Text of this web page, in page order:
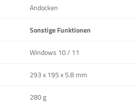
Andocken
Sonstige Funktionen
Windows 10 / 11
293 x 195 x 5.8 mm
280 g